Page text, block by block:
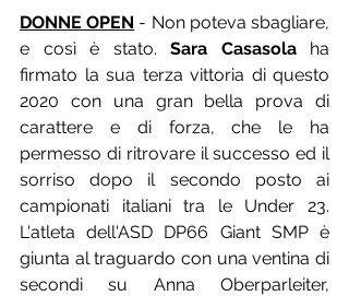
DONNE OPEN - Non poteva sbagliare,
e così è stato. Sara Casasola ha
firmato la sua terza vittoria di questo
2020 con una gran bella prova di
carattere e di forza, che le ha
permesso di ritrovare il successo ed il
sorriso dopo il secondo posto ai
campionati italiani tra le Under 23.
L'atleta dell'ASD DP66 Giant SMP è
giunta al traguardo con una ventina di
secondi su Anna Oberparleiter,